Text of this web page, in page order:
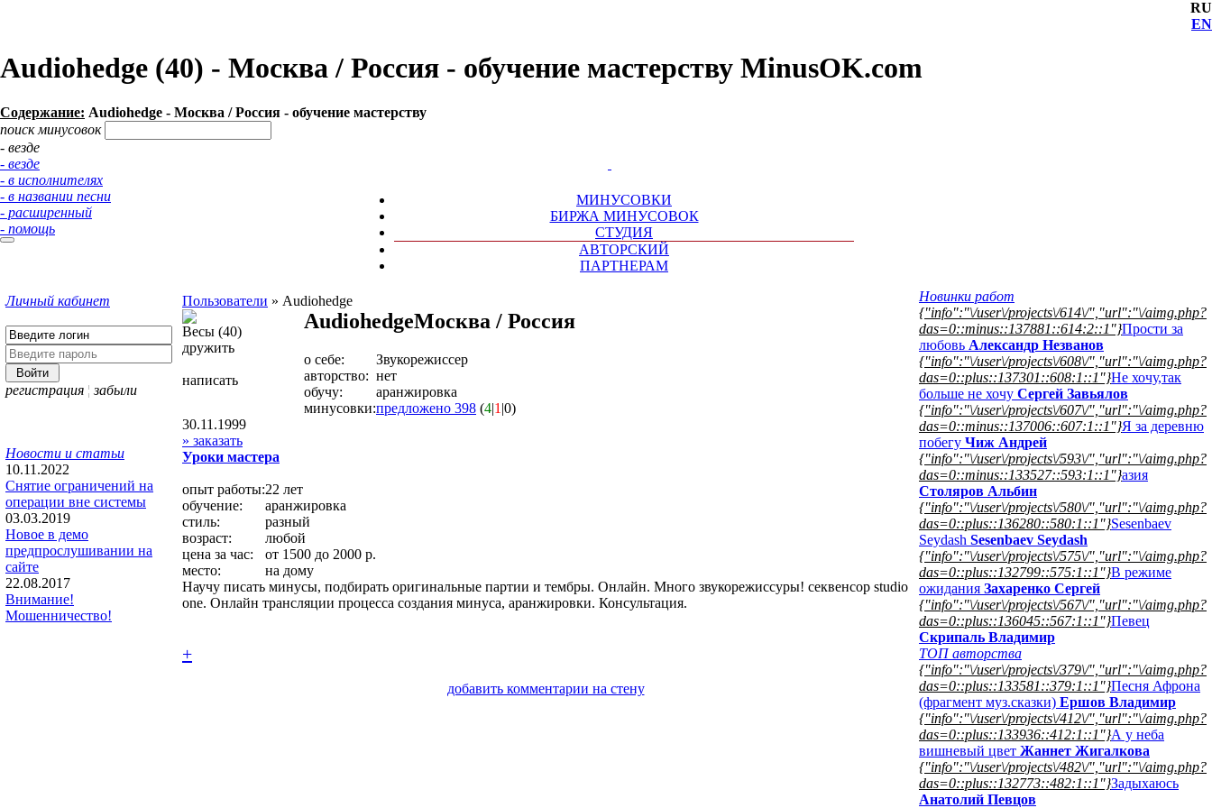
RU
EN
Audiohedge (40) - Москва / Россия - обучение мастерству MinusOK.com
Содержание: Audiohedge - Москва / Россия - обучение мастерству
поиск минусовок
- везде
- везде
- в исполнителях
- в названии песни
- расширенный
- помощь
МИНУСОВКИ
БИРЖА МИНУСОВОК
СТУДИЯ
АВТОРСКИЙ
ПАРТНЕРАМ
Личный кабинет
регистрация ¦ забыли
Новости и статьи
10.11.2022
Снятие ограничений на
операции вне системы
03.03.2019
Новое в демо
предпрослушивании на
сайте
22.08.2017
Внимание!
Мошенничество!
Пользователи » Audiohedge
Весы (40)
дружить
написать
AudiohedgeМосква / Россия
о себе:
Звукорежиссер
авторство: нет
обучу:
аранжировка
минусовки:предложено 398 (4|1 |0)
30.11.1999
» заказать
Уроки мастера
опыт работы:22 лет
обучение:
аранжировка
стиль:
разный
возраст:
любой
цена за час:
от 1500 до 2000 р.
место:
на дому
Научу писать минусы, подбирать оригинальные партии и тембры. Онлайн. Много звукорежиссуры! секвенсор studio
one. Онлайн трансляции процесса создания минуса, аранжировки. Консультация.
+
добавить комментарии на стену
Новинки работ
{"info":"\/user\/projects\/614\/","url":"\/aimg.php?
das=0::minus::137881::614:2::1"}Прости за
любовь Александр Незванов
{"info":"\/user\/projects\/608\/","url":"\/aimg.php?
das=0::plus::137301::608:1::1"}Не хочу,так
больше не хочу Сергей Завьялов
{"info":"\/user\/projects\/607\/","url":"\/aimg.php?
das=0::minus::137006::607:1::1"}Я за деревню
побегу Чиж Андрей
{"info":"\/user\/projects\/593\/","url":"\/aimg.php?
das=0::minus::133527::593:1::1"}азия
Столяров Альбин
{"info":"\/user\/projects\/580\/","url":"\/aimg.php?
das=0::plus::136280::580:1::1"}Sesenbaev
Seydash Sesenbaev Seydash
{"info":"\/user\/projects\/575\/","url":"\/aimg.php?
das=0::plus::132799::575:1::1"}В режиме
ожидания Захаренко Сергей
{"info":"\/user\/projects\/567\/","url":"\/aimg.php?
das=0::plus::136045::567:1::1"}Певец
Скрипаль Владимир
ТОП авторства
{"info":"\/user\/projects\/379\/","url":"\/aimg.php?
das=0::plus::133581::379:1::1"}Песня Афрона
(фрагмент муз.сказки) Ершов Владимир
{"info":"\/user\/projects\/412\/","url":"\/aimg.php?
das=0::plus::133936::412:1::1"}А у неба
вишневый цвет Жаннет Жигалкова
{"info":"\/user\/projects\/482\/","url":"\/aimg.php?
das=0::plus::132773::482:1::1"}Задыхаюсь
Анатолий Певцов